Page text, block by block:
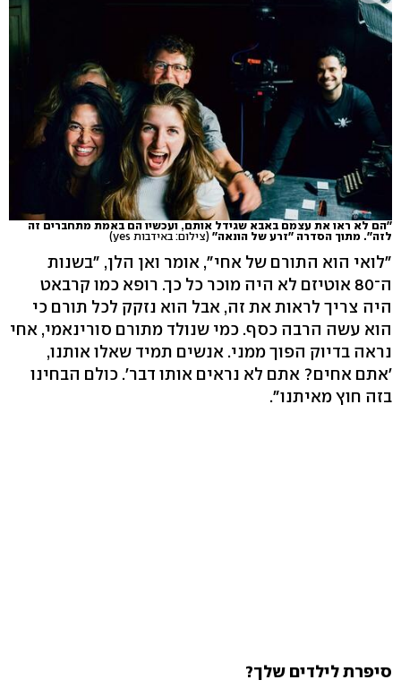
''הם לא ראו את עצמם באבא שגידל אותם, ועכשיו הם באמת מתחברים זה
לזה''. מתוך הסדרה ''זרע של הונאה'' (צילום: באידבות yes)
"לואי הוא התורם של אחי", אומר ואן הלן, "בשנות
ה־80 אוטיזם לא היה מוכר כל כך. רופא כמו קרבאט
היה צריך לראות את זה, אבל הוא נזקק לכל תורם כי
הוא עשה הרבה כסף. כמי שנולד מתורם סורינאמי, אחי
נראה בדיוק הפוך ממני. אנשים תמיד שאלו אותנו,
'אתם אחים? אתם לא נראים אותו דבר'. כולם הבחינו
בזה חוץ מאיתנו".
סיפרת לילדים שלך?